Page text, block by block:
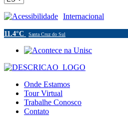
Acessibilidade Internacional
11.4°C Santa Cruz do Sul
Onde Estamos
Tour Virtual
Trabalhe Conosco
Contato